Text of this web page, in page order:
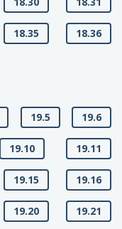
18.35 18.36
19.5 19.6
19.10 19.11
19.15 19.16
19.20 19.21